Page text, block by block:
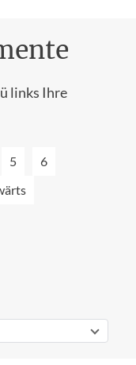
links Ihre
5
6